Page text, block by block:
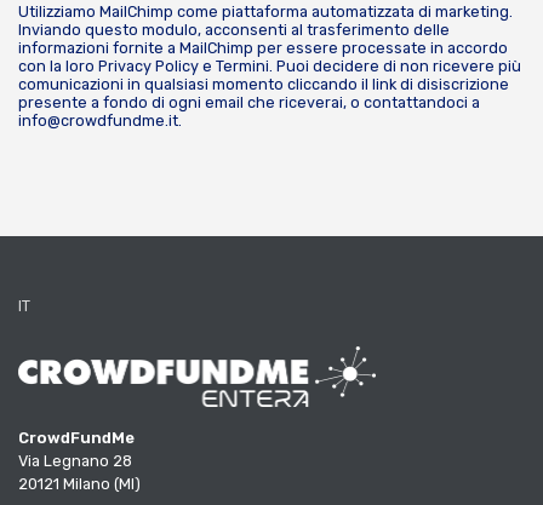
Utilizziamo MailChimp come piattaforma automatizzata di marketing.
Inviando questo modulo, acconsenti al trasferimento delle
informazioni fornite a MailChimp per essere processate in accordo
con la loro Privacy Policy e Termini . Puoi decidere di non ricevere più
comunicazioni in qualsiasi momento cliccando il link di disiscrizione
presente a fondo di ogni email che riceverai, o contattandoci a
info@crowdfundme.it
IT
CrowdFundMe
Via Legnano 28
20121 Milano (MI)